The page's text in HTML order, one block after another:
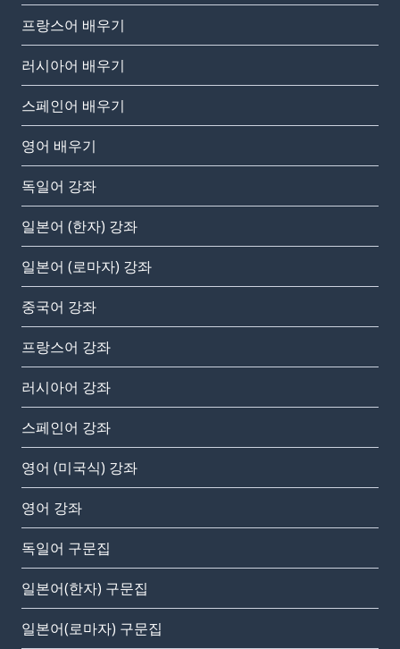
프랑스어 배우기
러시아어 배우기
스페인어 배우기
영어 배우기
독일어 강좌
일본어 (한자) 강좌
일본어 (로마자) 강좌
중국어 강좌
프랑스어 강좌
러시아어 강좌
스페인어 강좌
영어 (미국식) 강좌
영어 강좌
독일어 구문집
일본어(한자) 구문집
일본어(로마자) 구문집